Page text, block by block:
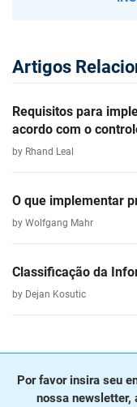
Artigos
Requisitos para
acordo com o
by Rhand Leal
O que implementar
by Wolfgang Mahr
Classificação da
by Dejan Kosutic
Por favor insira seu
nossa newsletter,